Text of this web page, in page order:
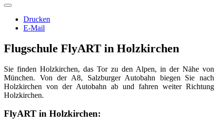
Drucken
E-Mail
Flugschule FlyART in Holzkirchen
Sie finden Holzkirchen, das Tor zu den Alpen, in der Nähe von
München. Von der A8, Salzburger Autobahn biegen Sie nach
Holzkirchen von der Autobahn ab und fahren weiter Richtung
Holzkirchen.
FlyART in Holzkirchen: